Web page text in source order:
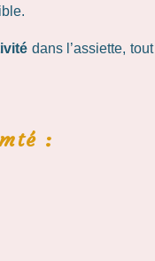
dans l’assiette, tout
: